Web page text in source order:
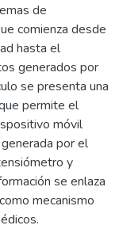
de
comienza desde
hasta el
generados por
se presenta una
permite el
móvil
por el
y
se enlaza
mecanismo